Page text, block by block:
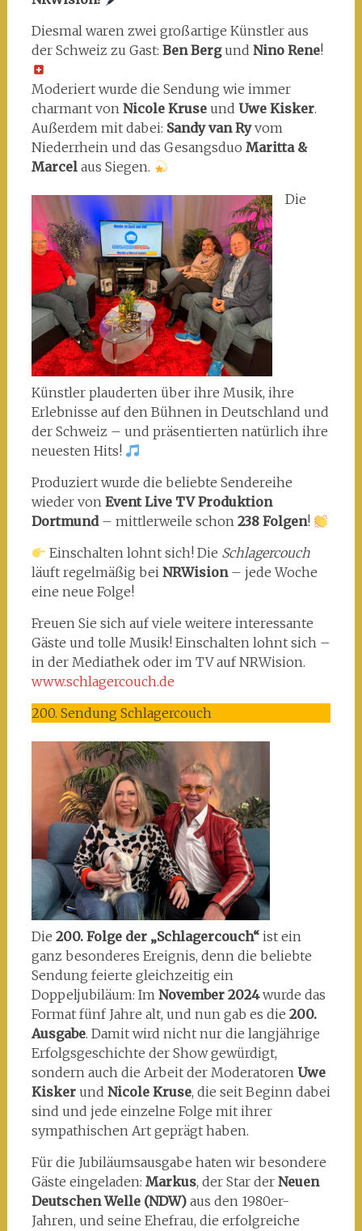
Diesmal waren zwei großartige Künstler aus
der Schweiz zu Gast: Ben Bergund Nino Rene!
Moderiert wurde die Sendung wie immer
charmant von Nicole Kruseund Uwe Kisker.
Außerdem mit dabei: Sandy van Ryvom
Niederrhein und das Gesangsduo Maritta &
Marcelaus Siegen.
Die
Künstler plauderten über ihre Musik, ihre
Erlebnisse auf den Bühnen in Deutschland und
der Schweiz – und präsentierten natürlich ihre
neuesten Hits!
Produziert wurde die beliebte Sendereihe
wieder von Event Live TV Produktion
Dortmund– mittlerweile schon 238 Folgen!
Einschalten lohnt sich! Die Schlagercouch
läuft regelmäßig bei NRWision– jede Woche
eine neue Folge!
Freuen Sie sich auf viele weitere interessante
Gäste und tolle Musik! Einschalten lohnt sich –
in der Mediathek oder im TV auf NRWision.
www.schlagercouch.de
200. Sendung Schlagercouch
Die 200. Folge der „Schlagercouch“ist ein
ganz besonderes Ereignis, denn die beliebte
Sendung feierte gleichzeitig ein
Doppeljubiläum: Im November 2024wurde das
Format fünf Jahre alt, und nun gab es die 200.
Ausgabe. Damit wird nicht nur die langjährige
Erfolgsgeschichte der Show gewürdigt,
sondern auch die Arbeit der Moderatoren Uwe
Kiskerund Nicole Kruse, die seit Beginn dabei
sind und jede einzelne Folge mit ihrer
sympathischen Art geprägt haben.
Für die Jubiläumsausgabe haten wir besondere
Gäste eingeladen: Markus, der Star der Neuen
Deutschen Welle (NDW)aus den 1980er-
Jahren, und seine Ehefrau, die erfolgreiche